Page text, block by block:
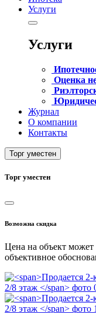
Услуги
Услуги
Оценка
Журнал
О компании
Контакты
Торг уместен
Торг уместен
Возможна скидка
Цена на объект
объективное